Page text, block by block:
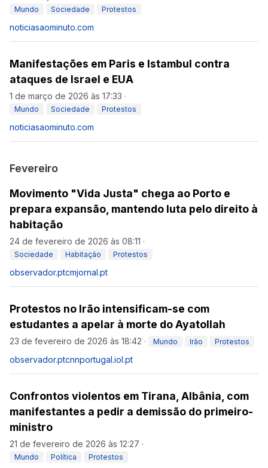
Mundo Sociedade Protestos
noticiasaominuto.com
Manifestações em Paris e Istambul contra
ataques de Israel e EUA
1 de março de 2026 às 17:33 ·
Mundo Sociedade Protestos
noticiasaominuto.com
Fevereiro
Movimento "Vida Justa" chega ao Porto e
prepara expansão, mantendo luta pelo direito à
habitação
24 de fevereiro de 2026 às 08:11 ·
Sociedade Habitação Protestos
observador.ptcmjornal.pt
Protestos no Irão intensificam-se com
estudantes a apelar à morte do Ayatollah
23 de fevereiro de 2026 às 18:42 · Mundo Irão Protestos
observador.ptcnnportugal.iol.pt
Confrontos violentos em Tirana, Albânia, com
manifestantes a pedir a demissão do primeiro-
ministro
21 de fevereiro de 2026 às 12:27 ·
Mundo Política Protestos